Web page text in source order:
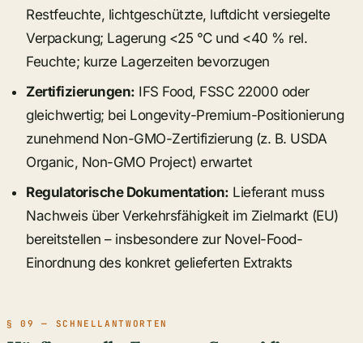
Restfeuchte, lichtgeschützte, luftdicht versiegelte
Verpackung; Lagerung <25 °C und <40 % rel.
Feuchte; kurze Lagerzeiten bevorzugen
Zertifizierungen: IFS Food, FSSC 22000 oder
gleichwertig; bei Longevity-Premium-Positionierung
zunehmend Non-GMO-Zertifizierung (z. B. USDA
Organic, Non-GMO Project) erwartet
Regulatorische Dokumentation: Lieferant muss
Nachweis über Verkehrsfähigkeit im Zielmarkt (EU)
bereitstellen – insbesondere zur Novel-Food-
Einordnung des konkret gelieferten Extrakts
§ 09 — SCHNELLANTWORTEN